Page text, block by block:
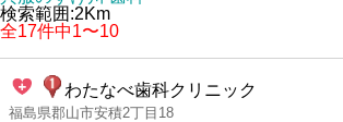
検索範囲:2Km
全17件中1〜10
わたなべ歯科クリニック
福島県郡山市安積2丁目18